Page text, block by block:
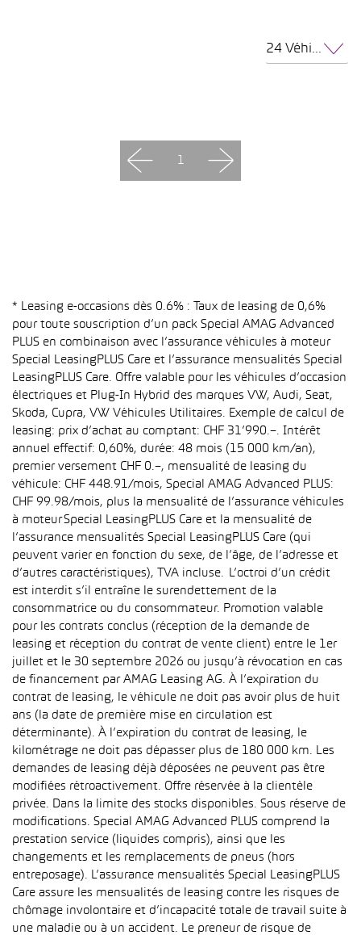
24 Véhicules par page
1
* Leasing e-occasions dès 0.6% : Taux de leasing de 0,6%
pour toute souscription d’un pack Special AMAG Advanced
PLUS en combinaison avec l’assurance véhicules à moteur
Special LeasingPLUS Care et l’assurance mensualités Special
LeasingPLUS Care. Offre valable pour les véhicules d’occasion
électriques et Plug-In Hybrid des marques VW, Audi, Seat,
Skoda, Cupra, VW Véhicules Utilitaires. Exemple de calcul de
leasing: prix d’achat au comptant: CHF 31’990.–. Intérêt
annuel effectif: 0,60%, durée: 48 mois (15 000 km/an),
premier versement CHF 0.–, mensualité de leasing du
véhicule: CHF 448.91/mois, Special AMAG Advanced PLUS:
CHF 99.98/mois, plus la mensualité de l’assurance véhicules
à moteur Special LeasingPLUS Care et la mensualité de
l’assurance mensualités Special LeasingPLUS Care (qui
peuvent varier en fonction du sexe, de l’âge, de l’adresse et
d’autres caractéristiques), TVA incluse. L’octroi d’un crédit
est interdit s’il entraîne le surendettement de la
consommatrice ou du consommateur. Promotion valable
pour les contrats conclus (réception de la demande de
leasing et réception du contrat de vente client) entre le 1er
juillet et le 30 septembre 2026 ou jusqu’à révocation en cas
de financement par AMAG Leasing AG. À l’expiration du
contrat de leasing, le véhicule ne doit pas avoir plus de huit
ans (la date de première mise en circulation est
déterminante). À l’expiration du contrat de leasing, le
kilométrage ne doit pas dépasser plus de 180 000 km. Les
demandes de leasing déjà déposées ne peuvent pas être
modifiées rétroactivement. Offre réservée à la clientèle
privée. Dans la limite des stocks disponibles. Sous réserve de
modifications. Special AMAG Advanced PLUS comprend la
prestation service (liquides compris), ainsi que les
changements et les remplacements de pneus (hors
entreposage). L’assurance mensualités Special LeasingPLUS
Care assure les mensualités de leasing contre les risques de
chômage involontaire et d’incapacité totale de travail suite à
une maladie ou à un accident. Le preneur de risque de